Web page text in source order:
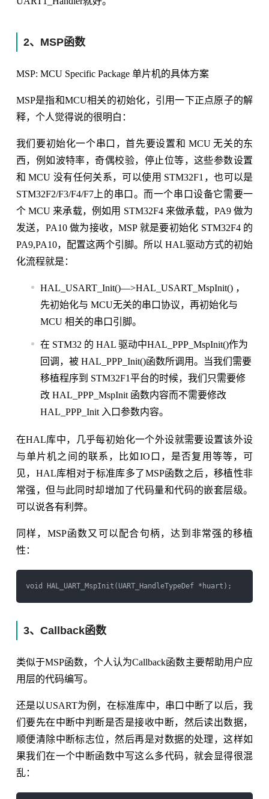
2、MSP函数
MSP: MCU Specific Package 单片机的具体方案
MSP是指和MCU相关的初始化，引用一下正点原子的解
释，个人觉得说的很明白：
我们要初始化一个串口，首先要设置和 MCU 无关的东
西，例如波特率，奇偶校验，停止位等，这些参数设置
和 MCU 没有任何关系，可以使用 STM32F1，也可以是
STM32F2/F3/F4/F7上的串口。而一个串口设备它需要一
个 MCU 来承载，例如用 STM32F4 来做承载，PA9 做为
发送，PA10 做为接收，MSP 就是要初始化 STM32F4 的
PA9,PA10，配置这两个引脚。所以 HAL驱动方式的初始
化流程就是：
HAL_USART_Init()—>HAL_USART_MspInit() ，
先初始化与 MCU无关的串口协议，再初始化与
MCU 相关的串口引脚。
在 STM32 的 HAL 驱动中HAL_PPP_MspInit()作为
回调，被 HAL_PPP_Init()函数所调用。当我们需要
移植程序到 STM32F1平台的时候，我们只需要修
改 HAL_PPP_MspInit 函数内容而不需要修改
HAL_PPP_Init 入口参数内容。
在HAL库中，几乎每初始化一个外设就需要设置该外设
与单片机之间的联系，比如IO口，是否复用等等，可
见，HAL库相对于标准库多了MSP函数之后，移植性非
常强，但与此同时却增加了代码量和代码的嵌套层级。
可以说各有利弊。
同样，MSP函数又可以配合句柄，达到非常强的移植
性：
3、Callback函数
类似于MSP函数，个人认为Callback函数主要帮助用户应
用层的代码编写。
还是以USART为例，在标准库中，串口中断了以后，我
们要先在中断中判断是否是接收中断，然后读出数据，
顺便清除中断标志位，然后再是对数据的处理，这样如
果我们在一个中断函数中写这么多代码，就会显得很混
乱：